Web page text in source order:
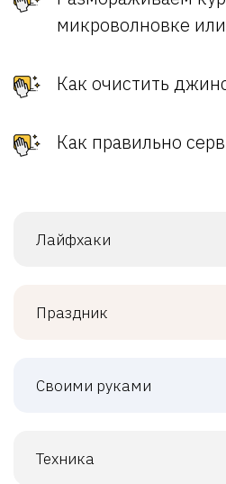
микроволновке
Как очистить
Как правильно
Лайфхаки
Праздник
Своими руками
Техника